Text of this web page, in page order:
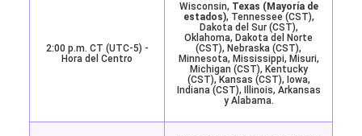
2:00 p.m. CT (UTC-5) -
Hora del Centro
Wisconsin, Texas (Mayoría de
estados), Tennessee (CST),
Dakota del Sur (CST),
Oklahoma, Dakota del Norte
(CST), Nebraska (CST),
Minnesota, Mississippi, Misuri,
Michigan (CST), Kentucky
(CST), Kansas (CST), Iowa,
Indiana (CST), Illinois, Arkansas
y Alabama.